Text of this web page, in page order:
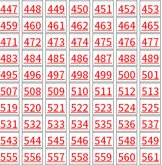
447 448 449 450 451 452 453
459 460 461 462 463 464 465
471 472 473 474 475 476 477
483 484 485 486 487 488 489
495 496 497 498 499 500 501
507 508 509 510 511 512 513
519 520 521 522 523 524 525
531 532 533 534 535 536 537
543 544 545 546 547 548 549
555 556 557 558 559 560 561